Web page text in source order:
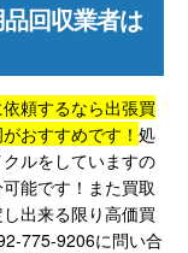
回収業者は
頼するなら出張買
おすすめです！ 処
ルをしていますの
能です！また買取
出来る限り高価買
775-9206に問い合